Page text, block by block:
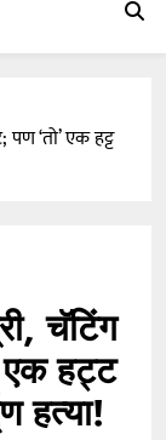
‘तो’ एक हट्ट
चॅटिंग
हट्ट
हत्या!